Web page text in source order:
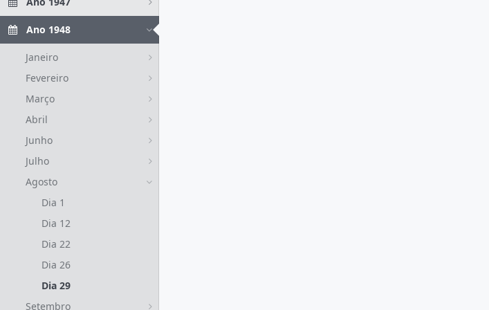
Ano 1948
Janeiro
Fevereiro
Março
Abril
Junho
Julho
Agosto
Dia 1
Dia 12
Dia 22
Dia 26
Dia 29
Setembro